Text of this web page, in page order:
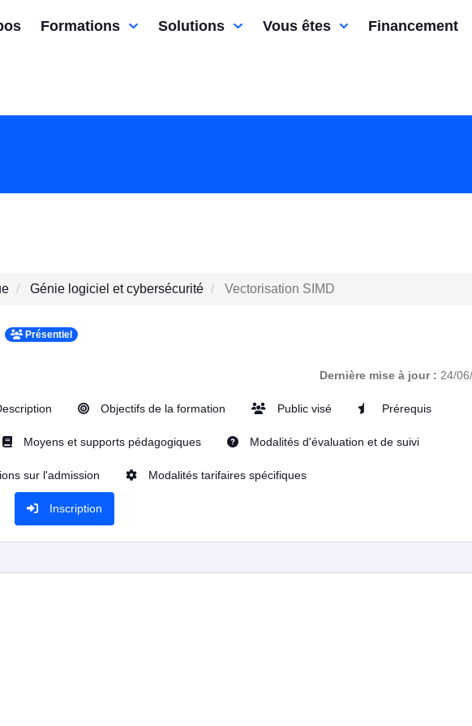
Formations Solutions Vous êtes Financement
Génie logiciel et cybersécurité Vectorisation SIMD
Présentiel
Dernière mise à jour : 24/
Objectifs de la formation Public visé Prérequis
Moyens et supports pédagogiques Modalités d'évaluation et de suivi
sur l'admission Modalités tarifaires spécifiques
Inscription